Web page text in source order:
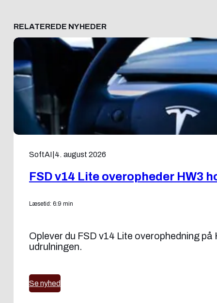
RELATEREDE NYHEDER
SoftAI 4. august 2026
FSD v14 Lite overopheder HW3
Læsetid: 6:9 min
Oplever du FSD v14 Lite overophedning
udrulningen.
Se nyhed